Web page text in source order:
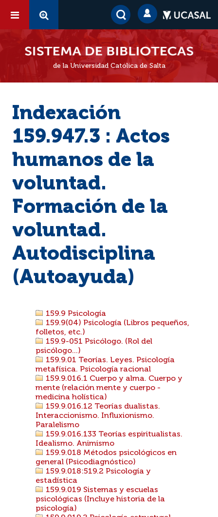
de la Universidad Católica de Salta
Indexación
159.947.3 : Actos
humanos de la
voluntad.
Formación de la
voluntad.
Autodisciplina
(Autoayuda)
159.9 Psicología
159.9(04) Psicología (Libros pequeños,
folletos, etc.)
159.9-051 Psicólogo. (Rol del
psicólogo...)
159.9.01 Teorías. Leyes. Psicología
metafísica. Psicología racional
159.9.016.1 Cuerpo y alma. Cuerpo y
mente (relación mente y cuerpo -
medicina holística)
159.9.016.12 Teorías dualistas.
Interaccionismo. Influxionismo.
Paralelismo
159.9.016.133 Teorías espiritualistas.
Idealismo. Animismo
159.9.018 Métodos psicológicos en
general (Psicodiagnóstico)
159.9.018:519.2 Psicología y
estadística
159.9.019 Sistemas y escuelas
psicológicas (Incluye historia de la
psicología)